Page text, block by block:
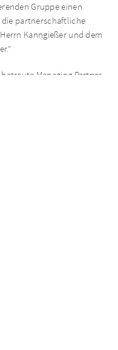
Gruppe einen
die partnerschaftliche
Kanngießer und dem
Managing Partner